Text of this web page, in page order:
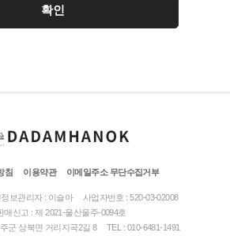
침 이용약관 이메일주소 무단수집거부
보관리자 : 이슬아
사업자번호 : 520-03-02008
매신고 : 제 2021-울산울주-0094호
군 상북면 거리지곡2길 8
TEL : 010-6481-1491